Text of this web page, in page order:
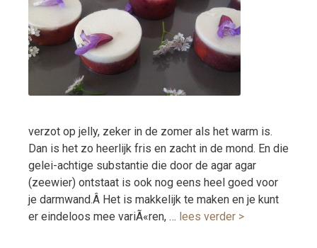
verzot op jelly, zeker in de zomer als het warm is.
Dan is het zo heerlijk fris en zacht in de mond. En die
gelei-achtige substantie die door de agar agar
(zeewier) ontstaat is ook nog eens heel goed voor
je darmwand.Â Het is makkelijk te maken en je kunt
er eindeloos mee variÃ«ren, … lees verder >